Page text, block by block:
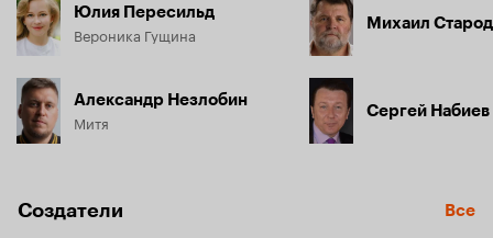
Юлия Пересильд
Вероника Гущина
Александр Незлобин
Митя
Михаил
Сергей Набиев
Создатели Все